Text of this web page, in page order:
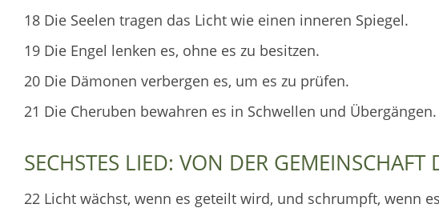
18 Die Seelen tragen das Licht wie einen inneren Spiegel.
19 Die Engel lenken es, ohne es zu besitzen.
20 Die Dämonen verbergen es, um es zu prüfen.
21 Die Cheruben bewahren es in Schwellen und Übergängen.
SECHSTES LIED: VON DER GEMEINSCHAFT
22 Licht wächst, wenn es geteilt wird, und schrumpft, wenn